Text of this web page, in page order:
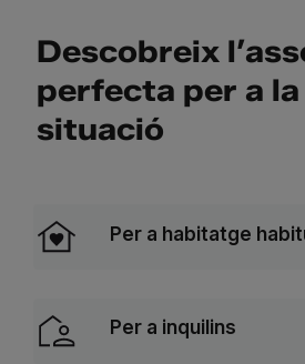
Descobreix
perfecta per a
situació
Per a habitatge
Per a inquilins